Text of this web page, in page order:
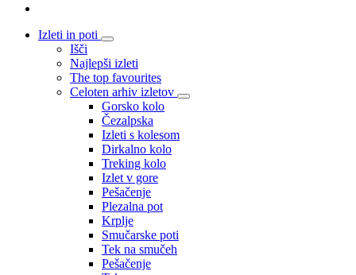
Izleti in poti
Išči
Najlepši izleti
The top favourites
Celoten arhiv izletov
Gorsko kolo
Čezalpska
Izleti s kolesom
Dirkalno kolo
Treking kolo
Izlet v gore
Pešačenje
Plezalna pot
Krplje
Smučarske poti
Tek na smučeh
Pešačenje